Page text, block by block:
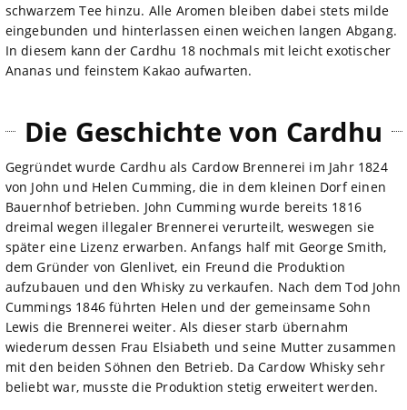
schwarzem Tee hinzu. Alle Aromen bleiben dabei stets milde
eingebunden und hinterlassen einen weichen langen Abgang.
In diesem kann der Cardhu 18 nochmals mit leicht exotischer
Ananas und feinstem Kakao aufwarten.
Die Geschichte von Cardhu
Gegründet wurde Cardhu als Cardow Brennerei im Jahr 1824
von John und Helen Cumming, die in dem kleinen Dorf einen
Bauernhof betrieben. John Cumming wurde bereits 1816
dreimal wegen illegaler Brennerei verurteilt, weswegen sie
später eine Lizenz erwarben. Anfangs half mit George Smith,
dem Gründer von Glenlivet, ein Freund die Produktion
aufzubauen und den Whisky zu verkaufen. Nach dem Tod John
Cummings 1846 führten Helen und der gemeinsame Sohn
Lewis die Brennerei weiter. Als dieser starb übernahm
wiederum dessen Frau Elsiabeth und seine Mutter zusammen
mit den beiden Söhnen den Betrieb. Da Cardow Whisky sehr
beliebt war, musste die Produktion stetig erweitert werden.